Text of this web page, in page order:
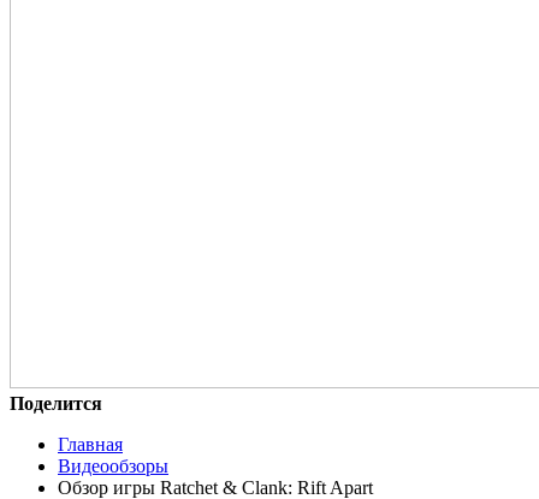
Поделится
Главная
Видеообзоры
Обзор игры Ratchet & Clank: Rift Apart